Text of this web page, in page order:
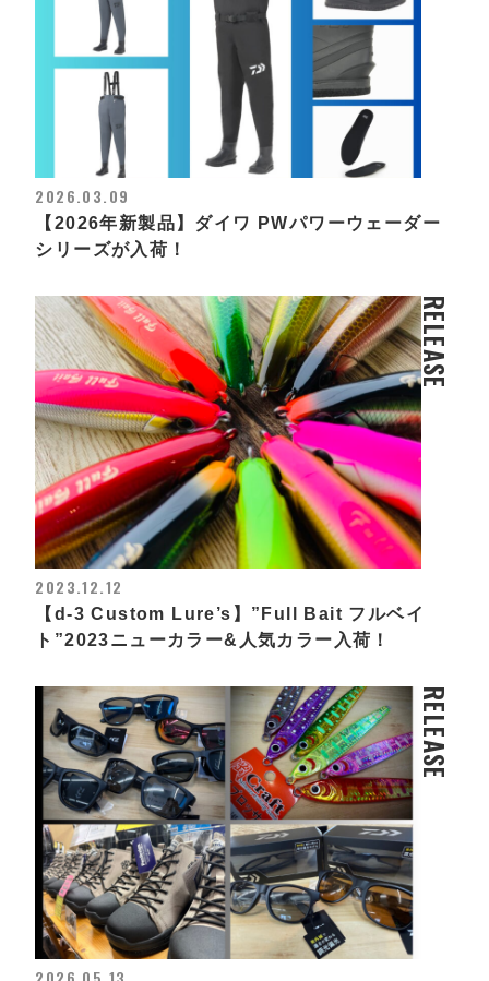
2026.03.09
【2026年新製品】ダイワ PWパワーウェーダー
シリーズが入荷！
RELEASE
2023.12.12
【d-3 Custom Lure’s】”Full Bait フルベイ
ト”2023ニューカラー&人気カラー入荷！
RELEASE